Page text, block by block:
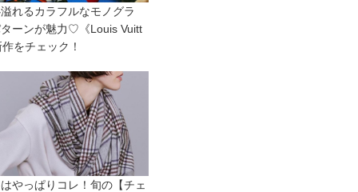
れるカラフルなモノグラ
ーンが魅力♡《Louis Vuitt
をチェック！
やっぱりコレ！旬の【チェ